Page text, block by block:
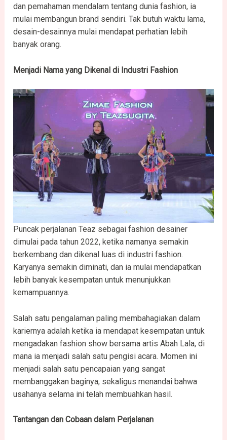
dan pemahaman mendalam tentang dunia fashion, ia
mulai membangun brand sendiri. Tak butuh waktu lama,
desain-desainnya mulai mendapat perhatian lebih
banyak orang.
Menjadi Nama yang Dikenal di Industri Fashion
Puncak perjalanan Teaz sebagai fashion desainer
dimulai pada tahun 2022, ketika namanya semakin
berkembang dan dikenal luas di industri fashion.
Karyanya semakin diminati, dan ia mulai mendapatkan
lebih banyak kesempatan untuk menunjukkan
kemampuannya.
Salah satu pengalaman paling membahagiakan dalam
kariernya adalah ketika ia mendapat kesempatan untuk
mengadakan fashion show bersama artis Abah Lala, di
mana ia menjadi salah satu pengisi acara. Momen ini
menjadi salah satu pencapaian yang sangat
membanggakan baginya, sekaligus menandai bahwa
usahanya selama ini telah membuahkan hasil.
Tantangan dan Cobaan dalam Perjalanan